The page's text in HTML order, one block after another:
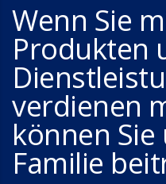
Wenn Sie
Produkten
verdienen
können
Familie